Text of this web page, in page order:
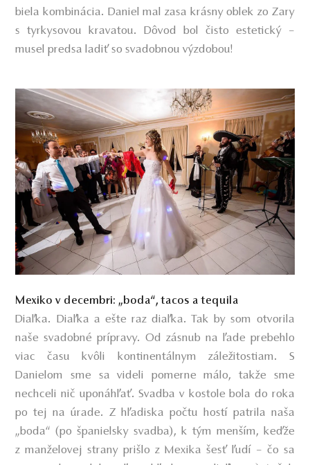
biela kombinácia. Daniel mal zasa krásny oblek zo Zary
s tyrkysovou kravatou. Dôvod bol čisto estetický –
musel predsa ladiť so svadobnou výzdobou!
Mexiko v decembri: „boda“, tacos a tequila
Diaľka. Diaľka a ešte raz diaľka. Tak by som otvorila
naše svadobné prípravy. Od zásnub na ľade prebehlo
viac času kvôli kontinentálnym záležitostiam. S
Danielom sme sa videli pomerne málo, takže sme
nechceli nič uponáhľať. Svadba v kostole bola do roka
po tej na úrade. Z hľadiska počtu hostí patrila naša
„boda“(po španielsky svadba), k tým menším, keďže
z manželovej strany prišlo z Mexika šesť ľudí – čo sa